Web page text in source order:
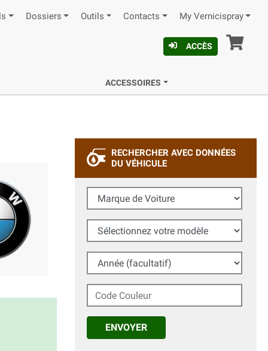
Dossiers Outils Contacts My Vernicispray
ACCÈS
ACCESSOIRES
RECHERCHER AVEC DONNÉES
DU VÉHICULE
Marque de Voiture
Sélectionnez votre modèle
Année (facultatif)
Code Couleur
ENVOYER